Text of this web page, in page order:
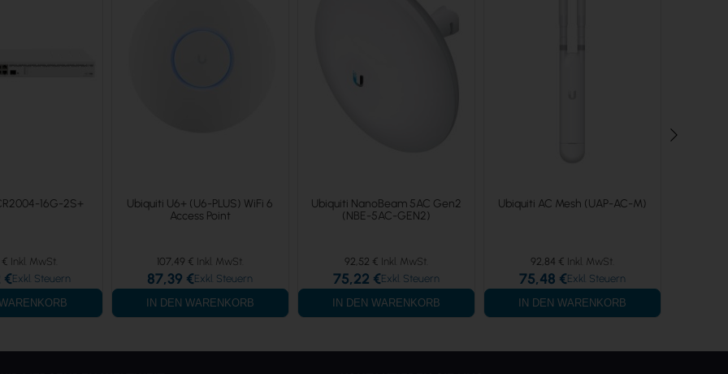
16G-2S+
€
€
Ubiquiti U6+ (U6-PLUS) WiFi 6
Access Point
107,49 €
87,39 €
IN DEN WARENKORB
Ubiquiti NanoBeam 5AC Gen2
(NBE-5AC-GEN2)
92,52 €
75,22 €
IN DEN WARENKORB
Ubiquiti AC Mesh (UAP-AC-M)
92,84 €
75,48 €
IN DEN WARENKORB